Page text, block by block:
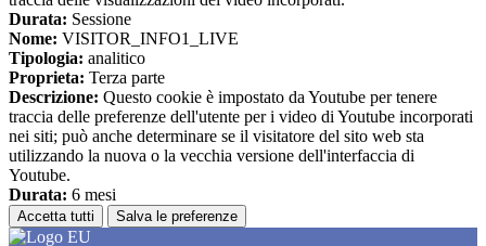
Durata: Sessione
Nome: VISITOR_INFO1_LIVE
Tipologia: analitico
Proprieta: Terza parte
Descrizione: Questo cookie è impostato da Youtube per tenere
traccia delle preferenze dell'utente per i video di Youtube incorporati
nei siti; può anche determinare se il visitatore del sito web sta
utilizzando la nuova o la vecchia versione dell'interfaccia di
Youtube.
Durata: 6 mesi
Accetta tutti Salva le preferenze